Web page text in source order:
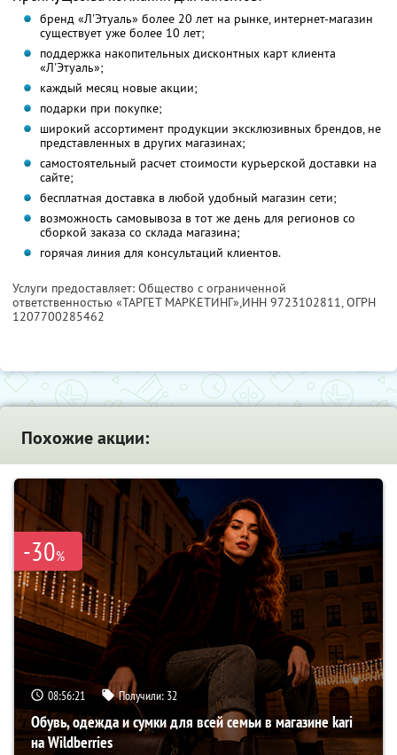
бренд «Л'Этуаль» более 20 лет на рынке, интернет-магазин
существует уже более 10 лет;
поддержка накопительных дисконтных карт клиента
«Л'Этуаль»;
каждый месяц новые акции;
подарки при покупке;
широкий ассортимент продукции эксклюзивных брендов, не
представленных в других магазинах;
самостоятельный расчет стоимости курьерской доставки на
сайте;
бесплатная доставка в любой удобный магазин сети;
возможность самовывоза в тот же день для регионов со
сборкой заказа со склада магазина;
горячая линия для консультаций клиентов.
Услуги предоставляет: Общество с ограниченной
ответственностью «ТАРГЕТ МАРКЕТИНГ»,ИНН 9723102811, ОГРН
1207700285462
Похожие акции:
-30%
08:56:20 Получили: 32
Обувь, одежда и сумки для всей семьи в магазине kari
на Wildberries